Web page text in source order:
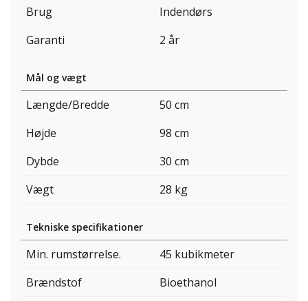
Brug
Indendørs
Garanti
2 år
Mål og vægt
Længde/Bredde
50 cm
Højde
98 cm
Dybde
30 cm
Vægt
28 kg
Tekniske specifikationer
Min. rumstørrelse.
45 kubikmeter
Brændstof
Bioethanol